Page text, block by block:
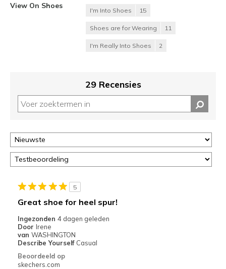
View On Shoes
I'm Into Shoes 15
Shoes are for Wearing 11
I'm Really Into Shoes 2
29 Recensies
5
Great shoe for heel spur!
Ingezonden 4 dagen geleden
Door Irene
van WASHINGTON
Describe Yourself Casual
Beoordeeld op
skechers.com